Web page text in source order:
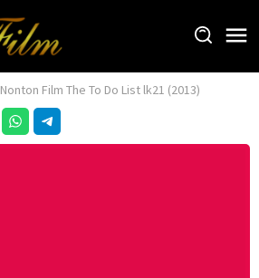
Nonton Film The To Do List lk21 (2013)